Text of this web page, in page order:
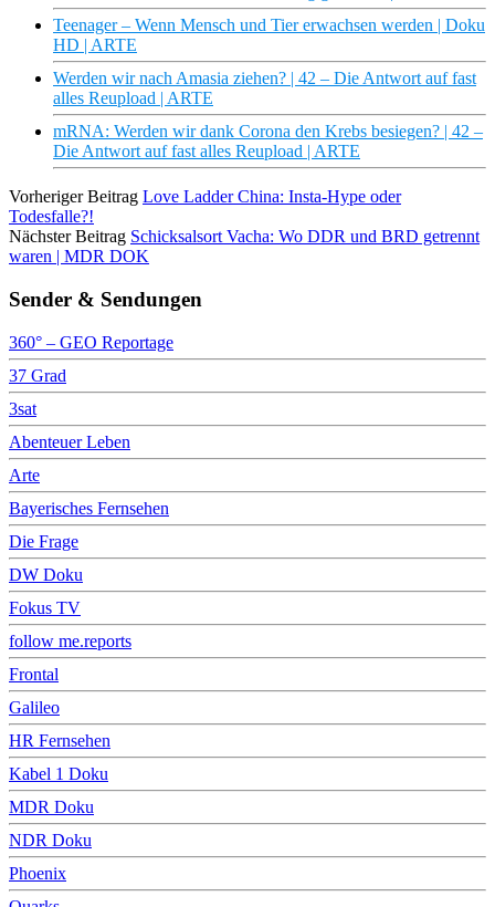
Teenager – Wenn Mensch und Tier erwachsen werden | Doku
HD | ARTE
Werden wir nach Amasia ziehen? | 42 – Die Antwort auf fast
alles Reupload | ARTE
mRNA: Werden wir dank Corona den Krebs besiegen? | 42 –
Die Antwort auf fast alles Reupload | ARTE
Vorheriger Beitrag Love Ladder China: Insta-Hype oder
Todesfalle?!
Nächster Beitrag Schicksalsort Vacha: Wo DDR und BRD getrennt
waren | MDR DOK
Sender & Sendungen
360° – GEO Reportage
37 Grad
3sat
Abenteuer Leben
Arte
Bayerisches Fernsehen
Die Frage
DW Doku
Fokus TV
follow me.reports
Frontal
Galileo
HR Fernsehen
Kabel 1 Doku
MDR Doku
NDR Doku
Phoenix